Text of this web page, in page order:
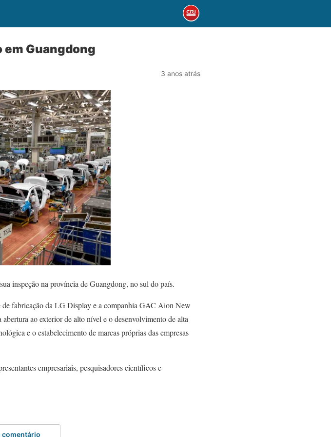
Guangdong
3 anos atrás
inspeção na província de Guangdong, no sul do país.
fabricação da LG Display e a companhia GAC Aion New
ao exterior de alto nível e o desenvolvimento de alta
e o estabelecimento de marcas próprias das empresas
empresariais, pesquisadores científicos e
comentário